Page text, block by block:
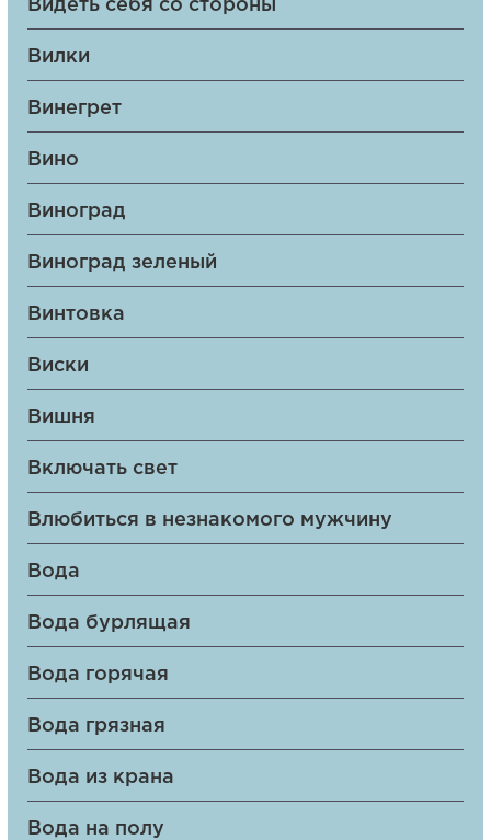
Видеть себя со стороны
Вилки
Винегрет
Вино
Виноград
Виноград зеленый
Винтовка
Виски
Вишня
Включать свет
Влюбиться в незнакомого мужчину
Вода
Вода бурлящая
Вода горячая
Вода грязная
Вода из крана
Вода на полу